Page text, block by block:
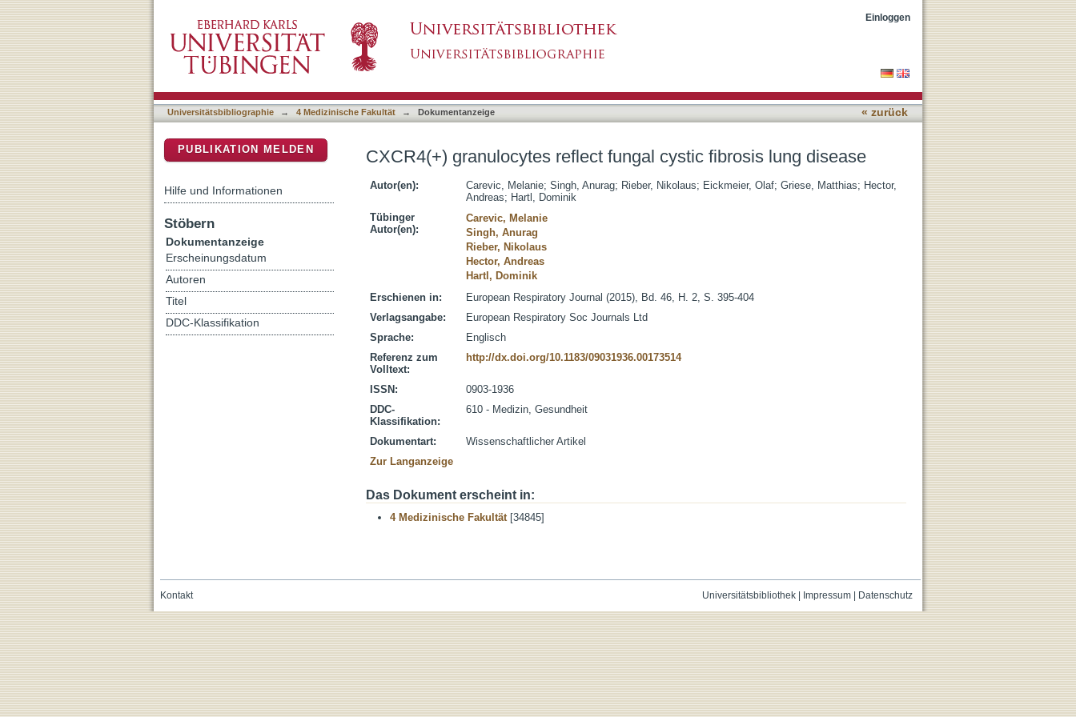
Einloggen
Universitätsbibliographie → 4 Medizinische Fakultät → Dokumentanzeige « zurück
CXCR4(+) granulocytes reflect fungal cystic fibrosis lung disease
Autor(en): Carevic, Melanie; Singh, Anurag; Rieber, Nikolaus; Eickmeier, Olaf; Griese, Matthias; Hector,
Andreas; Hartl, Dominik
Tübinger
Autor(en):
Carevic, Melanie
Singh, Anurag
Rieber, Nikolaus
Hector, Andreas
Hartl, Dominik
Erschienen in:
European Respiratory Journal (2015), Bd. 46, H. 2, S. 395-404
Verlagsangabe:
European Respiratory Soc Journals Ltd
Sprache:
Englisch
Referenz zum
Volltext:
http://dx.doi.org/10.1183/09031936.00173514
ISSN:
0903-1936
DDC-
Klassifikation:
610 - Medizin, Gesundheit
Dokumentart:
Wissenschaftlicher Artikel
Zur Langanzeige
Das Dokument erscheint in:
4 Medizinische Fakultät[34845]
PUBLIKATION MELDEN
Hilfe und Informationen
Stöbern
Dokumentanzeige
Erscheinungsdatum
Autoren
Titel
DDC-Klassifikation
Universitätsbibliothek| Impressum| Datenschutz
Kontakt